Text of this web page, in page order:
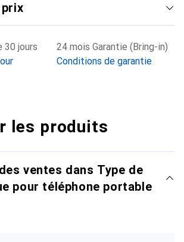
30 jours
24 mois Garantie (Bring-in)
Conditions de garantie
les produits
ventes dans Type de
pour téléphone portable